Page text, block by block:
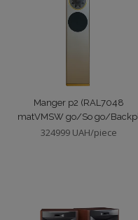
Manger p2 (RAL7048
matVMSW go/So go/Вackpl
go)
324999 UAH/piece